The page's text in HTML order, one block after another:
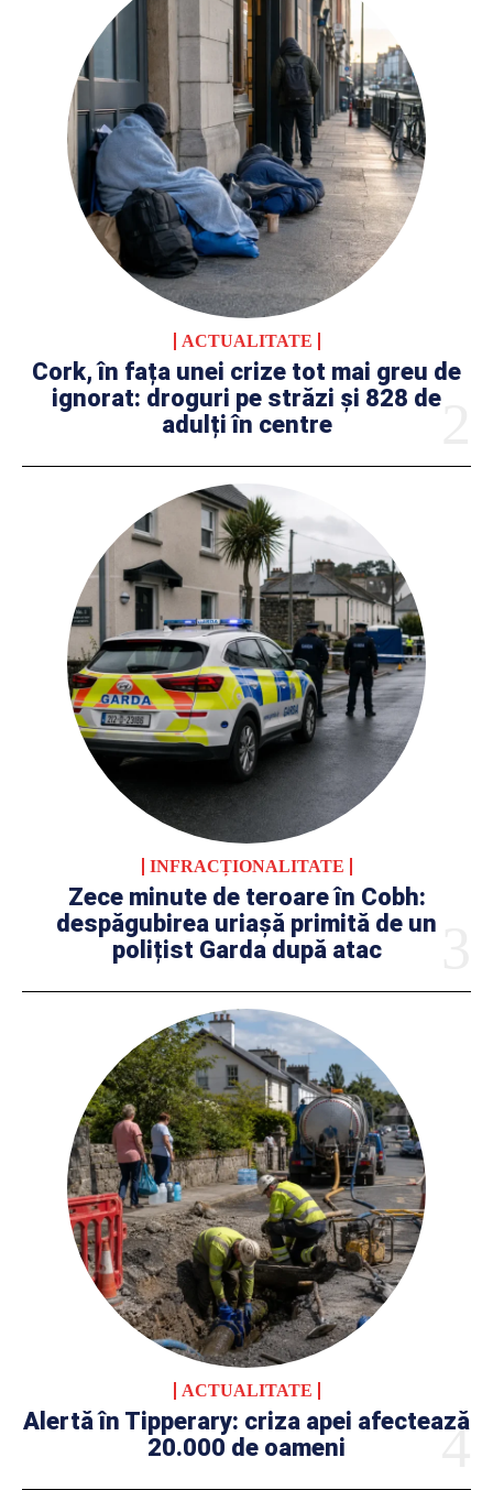
ACTUALITATE
Cork, în fața unei crize tot mai greu de
ignorat: droguri pe străzi și 828 de
adulți în centre
INFRACȚIONALITATE
Zece minute de teroare în Cobh:
despăgubirea uriașă primită de un
polițist Garda după atac
ACTUALITATE
Alertă în Tipperary: criza apei afectează
20.000 de oameni